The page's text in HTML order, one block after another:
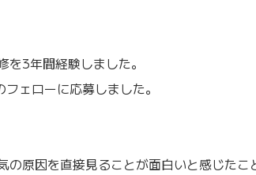
3年間経験しました。
ェローに応募しました。
原因を直接見ることが面白いと感じたこ